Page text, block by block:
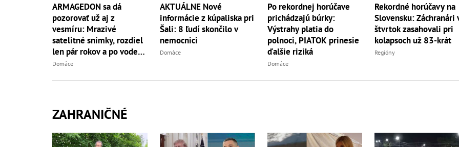
ARMAGEDON sa dá
pozorovať už aj z
vesmíru: Mrazivé
satelitné snímky, rozdiel
len pár rokov a po vode
ani stopy!
Domáce
AKTUÁLNE Nové
informácie z kúpaliska pri
Šali: 8 ľudí skončilo v
nemocnici
Domáce
Po rekordnej horúčave
prichádzajú búrky:
Výstrahy platia do
polnoci, PIATOK prinesie
ďalšie riziká
Domáce
Rekordné horúčavy na
Slovensku: Záchranári
štvrtok zasahovali pri
kolapsoch už 83-krát
Regióny
ZAHRANIČNÉ